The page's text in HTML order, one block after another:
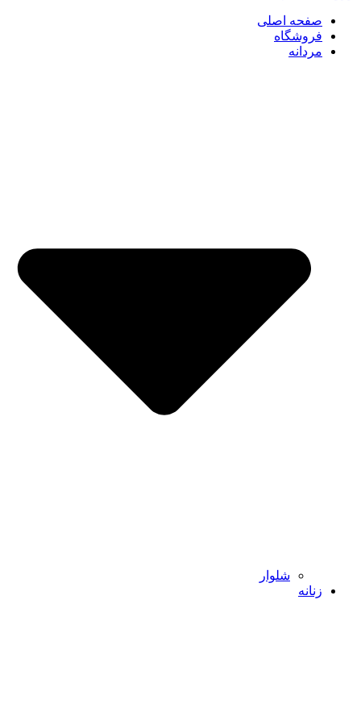
صفحه اصلی
فروشگاه
مردانه
شلوار
زنانه